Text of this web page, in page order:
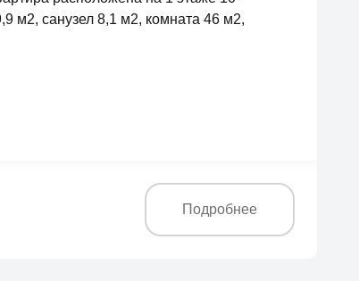
м2, санузел 8,1 м2, комната 46 м2,
Подробнее